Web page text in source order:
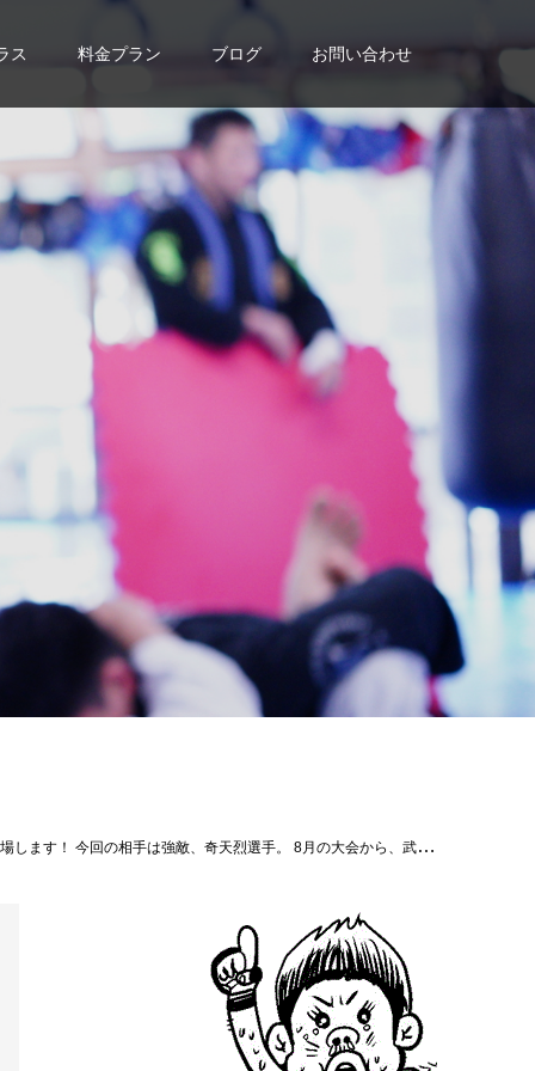
ス 料金プラン ブログ お問い合わせ
青柳洸志（修斗ジム神戸） Versus 福永功（MMAZｼﾞﾑ） [第2試合 63㎏契約5分2R] 國頭 武（総合格闘技道場BURST） Versus 別所竜也（ｱﾝﾄﾞﾚｲｵｽ） [第1試合 2018年修斗新人王決定トーナメン1回戦 フライ級5分2R] 廣瀬大介（総合格闘技ジムBATTLE） Versus 親川龍（reversal Gym OKINAWA CROSS×LINE） ［チケット価格］ SRS席：8,000円 RS席：6,000円※残り僅か BORDER席：6000円（舞台上） S席：5,000円 立見席：4000円※指定席が無くなり次第販売 ［チケット発売開始日］発売中 ［チケット販売所］ TKプロモーション TEL:06-7892-6868 各出場ジム ［お問い合わせ］T.K.プロモーション TEL：06-7892-6868 #shooto0930 #パラエストラ #沖縄 #那覇 #与儀 #MMA #shooto #コザ #総合格闘技 #修斗 #キックボクシング #柔術 #jiujitsu #ダイエット